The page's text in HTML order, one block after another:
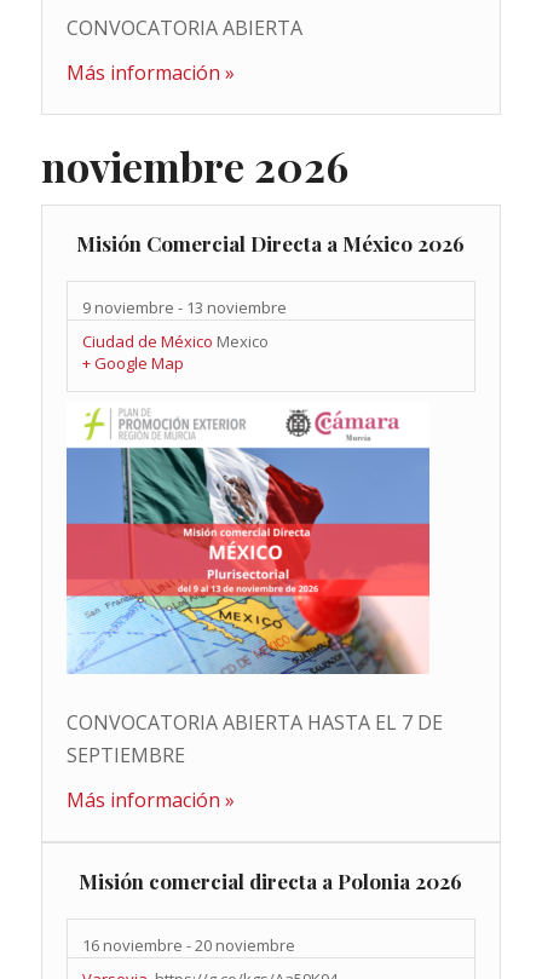
CONVOCATORIA ABIERTA
Más información »
noviembre 2026
Misión Comercial Directa a México 2026
9 noviembre - 13 noviembre
Ciudad de México Mexico
+ Google Map
CONVOCATORIA ABIERTA HASTA EL 7 DE
SEPTIEMBRE
Más información »
Misión comercial directa a Polonia 2026
16 noviembre -20 noviembre